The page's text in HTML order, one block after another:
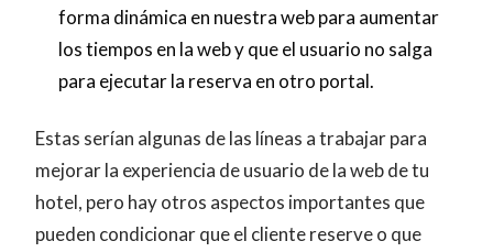
forma dinámica en nuestra web para aumentar
los tiempos en la web y que el usuario no salga
para ejecutar la reserva en otro portal.
Estas serían algunas de las líneas a trabajar para
mejorar la experiencia de usuario de la web de tu
hotel, pero hay otros aspectos importantes que
pueden condicionar que el cliente reserve o que